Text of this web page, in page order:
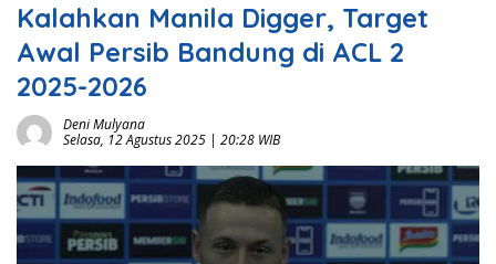
Kalahkan Manila Digger, Target
Awal Persib Bandung di ACL 2
2025-2026
Deni Mulyana
Selasa, 12 Agustus 2025 | 20:28 WIB